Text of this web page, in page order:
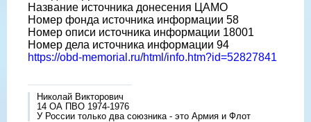
Название источника донесения ЦАМО
Номер фонда источника информации 58
Номер описи источника информации 18001
Номер дела источника информации 94
https://obd-memorial.ru/html/info.htm?id=52827841
Николай Викторович
14 ОА ПВО 1974-1976
У России только два союзника - это Армия и Флот